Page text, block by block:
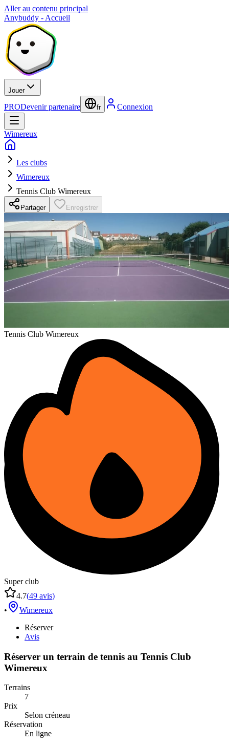
Aller au contenu principal
Anybuddy - Accueil
Jouer
PRODevenir partenaire fr Connexion
Wimereux
Les clubs
Wimereux
Tennis Club Wimereux
Partager Enregistrer
Tennis Club Wimereux
Super club
4.7(49 avis)
•
Wimereux
Réserver
Avis
Réserver un terrain de tennis au Tennis Club
Wimereux
Terrains
7
Prix
Selon créneau
Réservation
En ligne